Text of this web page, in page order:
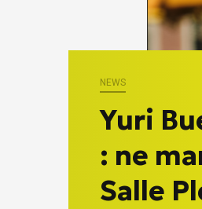
NEWS
Yuri
: ne
Salle